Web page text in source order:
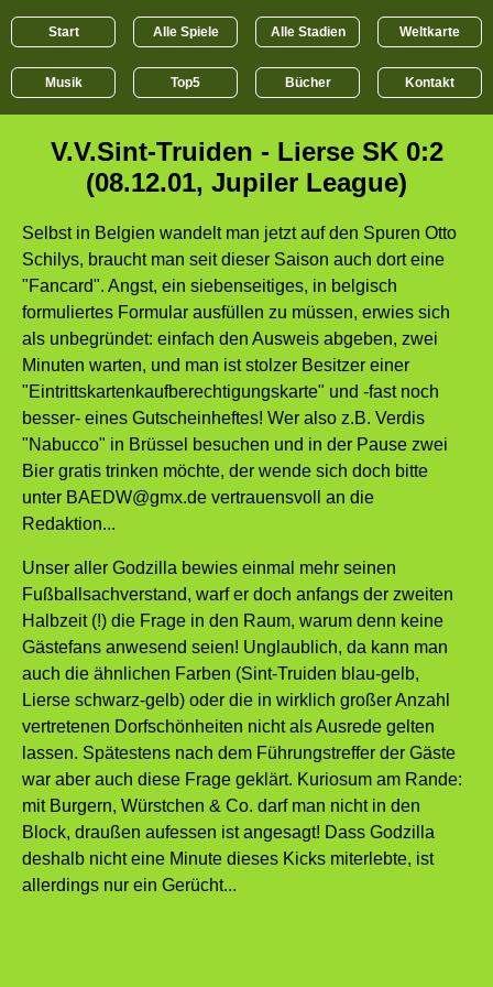
Start Alle Spiele Alle Stadien Weltkarte
Musik Top5 Bücher Kontakt
V.V.Sint-Truiden - Lierse SK 0:2
(08.12.01, Jupiler League)
Selbst in Belgien wandelt man jetzt auf den Spuren Otto
Schilys, braucht man seit dieser Saison auch dort eine
"Fancard". Angst, ein siebenseitiges, in belgisch
formuliertes Formular ausfüllen zu müssen, erwies sich
als unbegründet: einfach den Ausweis abgeben, zwei
Minuten warten, und man ist stolzer Besitzer einer
"Eintrittskartenkaufberechtigungskarte" und -fast noch
besser- eines Gutscheinheftes! Wer also z.B. Verdis
"Nabucco" in Brüssel besuchen und in der Pause zwei
Bier gratis trinken möchte, der wende sich doch bitte
unter BAEDW@gmx.de vertrauensvoll an die
Redaktion...
Unser aller Godzilla bewies einmal mehr seinen
Fußballsachverstand, warf er doch anfangs der zweiten
Halbzeit (!) die Frage in den Raum, warum denn keine
Gästefans anwesend seien! Unglaublich, da kann man
auch die ähnlichen Farben (Sint-Truiden blau-gelb,
Lierse schwarz-gelb) oder die in wirklich großer Anzahl
vertretenen Dorfschönheiten nicht als Ausrede gelten
lassen. Spätestens nach dem Führungstreffer der Gäste
war aber auch diese Frage geklärt. Kuriosum am Rande:
mit Burgern, Würstchen & Co. darf man nicht in den
Block, draußen aufessen ist angesagt! Dass Godzilla
deshalb nicht eine Minute dieses Kicks miterlebte, ist
allerdings nur ein Gerücht...